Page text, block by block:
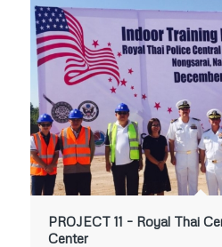
PROJECT 11 – Royal Thai
Center